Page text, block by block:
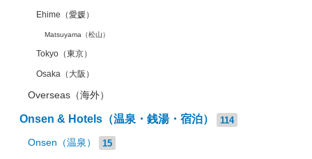
Ehime（愛媛）
Matsuyama（松山）
Tokyo（東京）
Osaka（大阪）
Overseas（海外）
Onsen & Hotels（温泉・銭湯・宿泊） 114
Onsen（温泉） 15